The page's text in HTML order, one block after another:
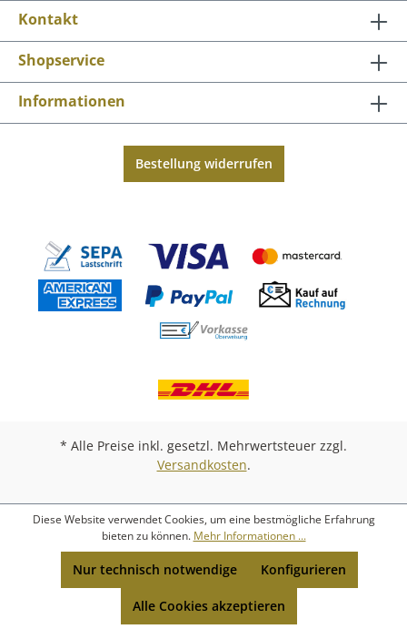
Kontakt
Shopservice
Informationen
Bestellung widerrufen
* Alle Preise inkl. gesetzl. Mehrwertsteuer zzgl.
Versandkosten.
Diese Website verwendet Cookies, um eine bestmögliche Erfahrung
bieten zu können. Mehr Informationen ...
Nur technisch notwendige Konfigurieren
Alle Cookies akzeptieren